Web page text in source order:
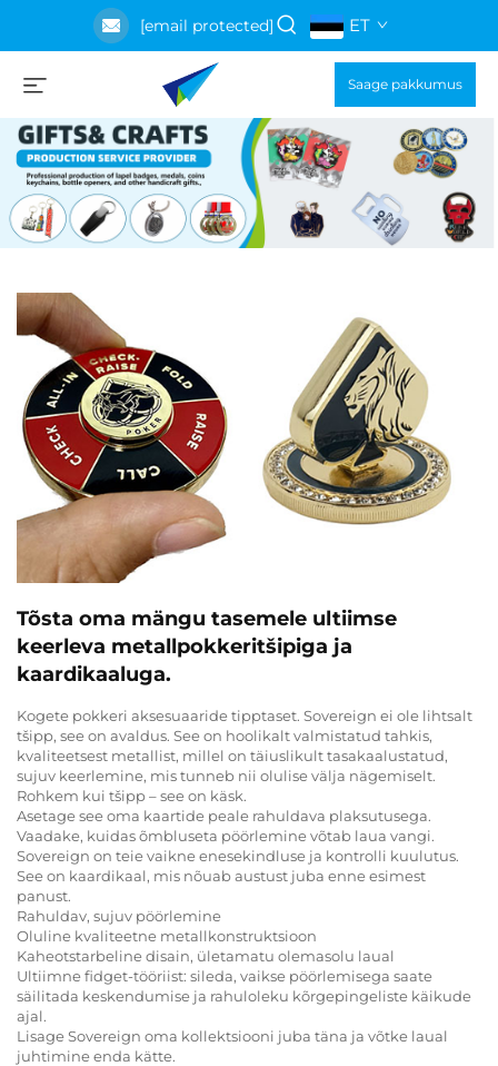
[email protected] ET
Saage pakkumus
Tõsta oma mängu tasemele ultiimse
keerleva metallpokkeritšipiga ja
kaardikaaluga.
Kogete pokkeri aksesuaaride tipptaset. Sovereign ei ole lihtsalt
tšipp, see on avaldus. See on hoolikalt valmistatud tahkis,
kvaliteetsest metallist, millel on täiuslikult tasakaalustatud,
sujuv keerlemine, mis tunneb nii olulise välja nägemiselt.
Rohkem kui tšipp – see on käsk.
Asetage see oma kaartide peale rahuldava plaksutusega.
Vaadake, kuidas õmbluseta pöörlemine võtab laua vangi.
Sovereign on teie vaikne enesekindluse ja kontrolli kuulutus.
See on kaardikaal, mis nõuab austust juba enne esimest
panust.
Rahuldav, sujuv pöörlemine
Oluline kvaliteetne metallkonstruktsioon
Kaheotstarbeline disain, ületamatu olemasolu laual
Ultiimne fidget-tööriist: sileda, vaikse pöörlemisega saate
säilitada keskendumise ja rahuloleku kõrgepingeliste käikude
ajal.
Lisage Sovereign oma kollektsiooni juba täna ja võtke laual
juhtimine enda kätte.